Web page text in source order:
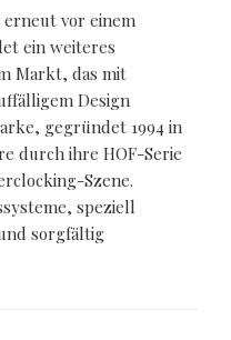
vor einem
ein weiteres
Markt, das mit
Design
gegründet 1994 in
durch ihre HOF-Serie
Szene.
speziell
sorgfältig